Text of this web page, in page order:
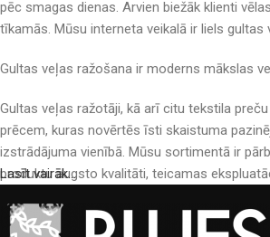
pēc smagas dienas. Arvien biežāk klienti
tīkamās. Mūsu interneta veikalā ir liels
Gultas veļas ražošana ir moderns mākslas
Gultas veļas ražotāji, kā arī citu tekstila
prēcem, kuras novērtēs īsti skaistuma
izstrādājuma vienībā. Mūsu sortimentā ir
produktu augsto kvalitāti, teicamas
Lasīt vairāk...